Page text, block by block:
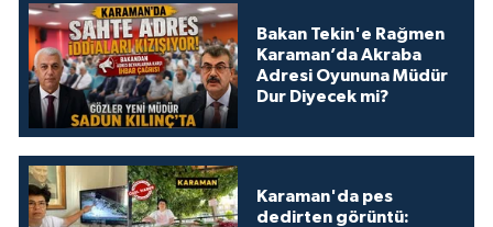
Bakan Tekin'e Rağmen
Karaman’da Akraba
Adresi Oyununa Müdür
Dur Diyecek mi?
Karaman'da pes
dedirten görüntü: